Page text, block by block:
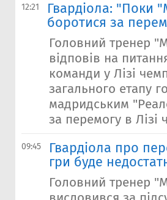
12:21
Гвардіола: "Поки
боротися за
Головний тренер
відповів на
команди у Лізі
загального етапу
мадридським
за перемогу в Лізі
09:45
Гвардіола про
гри буде
Головний тренер